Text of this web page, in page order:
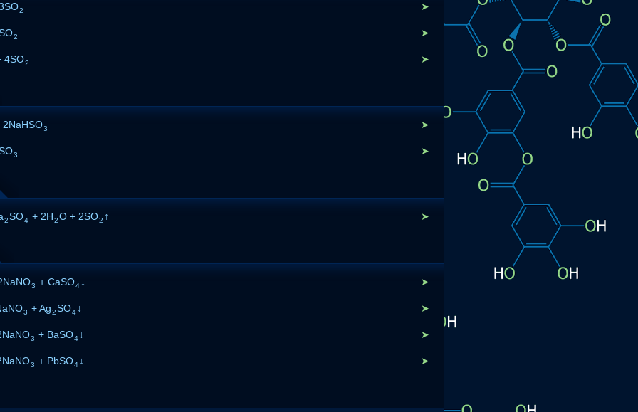
2 ➤
2 ➤
4SO2 ➤
2NaHSO3 ➤
3 ➤
2SO4 + 2H2O + 2SO2 ↑ ➤
3 + CaSO4 ↓ ➤
3 + Ag2SO4 ↓ ➤
3 + BaSO4 ↓ ➤
3 + PbSO4 ↓ ➤